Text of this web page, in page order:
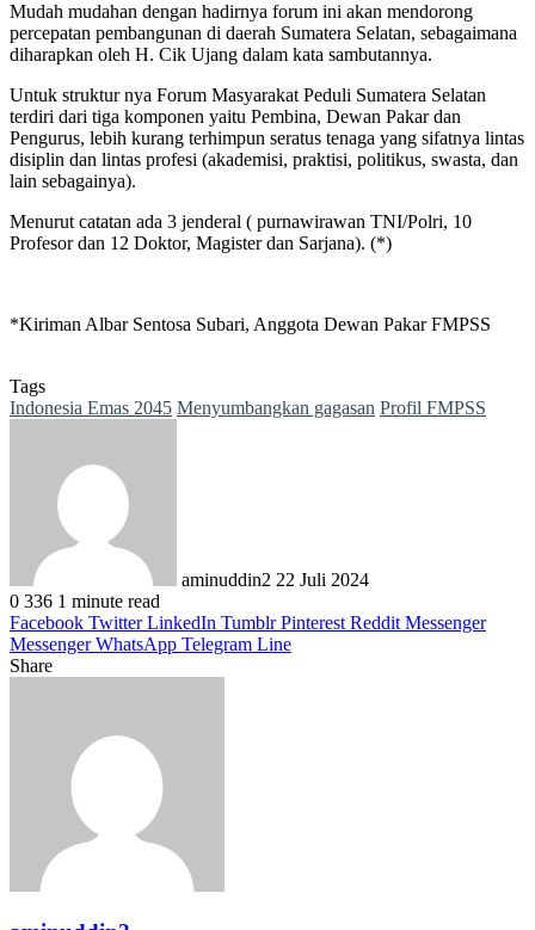
Mudah mudahan dengan hadirnya forum ini akan mendorong
percepatan pembangunan di daerah Sumatera Selatan, sebagaimana
diharapkan oleh H. Cik Ujang dalam kata sambutannya.
Untuk struktur nya Forum Masyarakat Peduli Sumatera Selatan
terdiri dari tiga komponen yaitu Pembina, Dewan Pakar dan
Pengurus, lebih kurang terhimpun seratus tenaga yang sifatnya lintas
disiplin dan lintas profesi (akademisi, praktisi, politikus, swasta, dan
lain sebagainya).
Menurut catatan ada 3 jenderal ( purnawirawan TNI/Polri, 10
Profesor dan 12 Doktor, Magister dan Sarjana). (*)
*Kiriman Albar Sentosa Subari, Anggota Dewan Pakar FMPSS
Tags
Indonesia Emas 2045 Menyumbangkan gagasan Profil FMPSS
aminuddin2 22 Juli 2024
0 336 1 minute read
Facebook Twitter LinkedIn Tumblr Pinterest Reddit Messenger
Messenger WhatsApp Telegram Line
Share